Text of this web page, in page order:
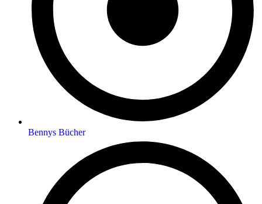
Bennys Bücher